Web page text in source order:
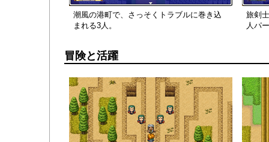
潮風の港町で、さっそくトラブルに巻き込
まれる3人。
旅剣
人パ
冒険と活躍